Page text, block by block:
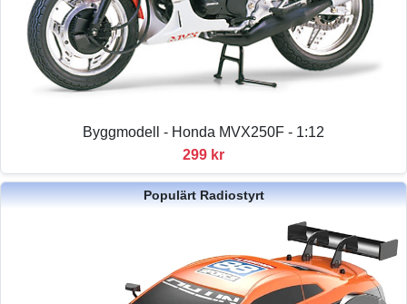
Byggmodell - Honda MVX250F - 1:12
299 kr
Populärt Radiostyrt